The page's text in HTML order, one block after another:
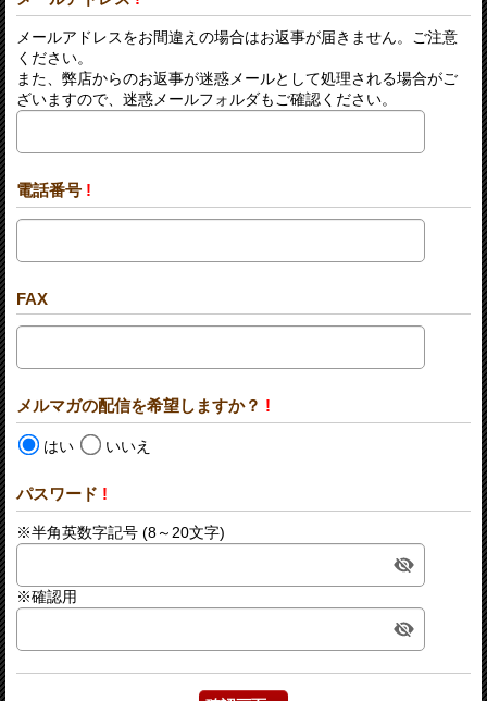
メールアドレスをお間違えの場合はお返事が届きません。ご注意
ください。
また、弊店からのお返事が迷惑メールとして処理される場合がご
ざいますので、迷惑メールフォルダもご確認ください。
電話番号 !
FAX
メルマガの配信を希望しますか？ !
はい いいえ
パスワード !
※半角英数字記号 (8～20文字)
※確認用